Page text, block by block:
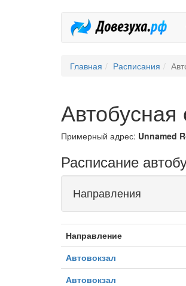
Главная Расписания
Примерный адрес: Unnamed
Расписание
Направления
Направление
Автовокзал
Автовокзал